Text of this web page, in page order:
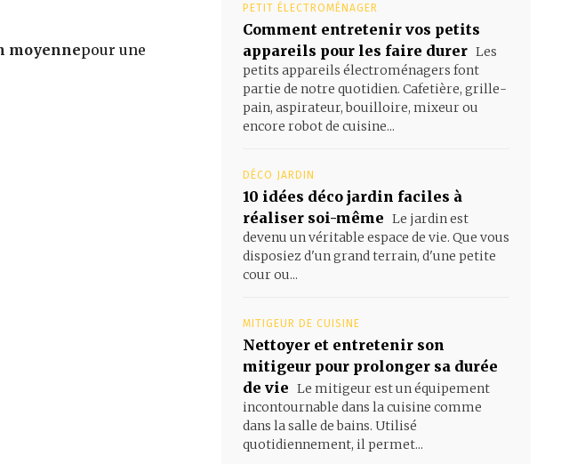
moyennepour une
PETIT ÉLECTROMÉNAGER
Comment entretenir vos petits
appareils pour les faire durer Les
petits appareils électroménagers font
partie de notre quotidien. Cafetière, grille-
pain, aspirateur, bouilloire, mixeur ou
encore robot de cuisine...
DÉCO JARDIN
10 idées déco jardin faciles à
réaliser soi-même Le jardin est
devenu un véritable espace de vie. Que vous
disposiez d'un grand terrain, d'une petite
cour ou...
MITIGEUR DE CUISINE
Nettoyer et entretenir son
mitigeur pour prolonger sa durée
de vie Le mitigeur est un équipement
incontournable dans la cuisine comme
dans la salle de bains. Utilisé
quotidiennement, il permet...